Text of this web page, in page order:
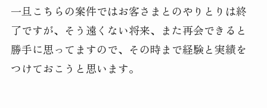
一旦こちらの案件ではお客さまとのやりとりは終
了ですが、そう遠くない将来、また再会できると
勝手に思ってますので、その時まで経験と実績を
つけておこうと思います。